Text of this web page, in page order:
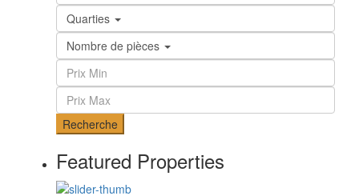
Quarties
Nombre de pièces
Recherche
Featured Properties